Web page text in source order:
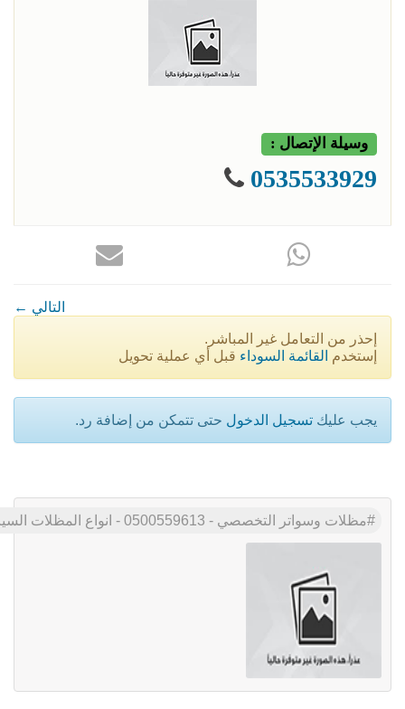
وسيلة الإتصال :
0535533929
← التالي
إحذر من التعامل غير المباشر.
إستخدم القائمة السوداء قبل أي عملية تحويل
يجب عليك تسجيل الدخول حتى تتمكن من إضافة رد.
مظلات وسواتر التخصصي - 0500559613 - انواع المظلات السيارات - مظلات المدارس - تركيب برجولات للحدائق - مظلات بلاستيك - مظلات كابولي - تركيب سواتر ا